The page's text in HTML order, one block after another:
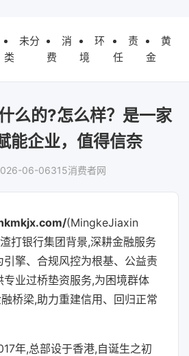
未分
类
消
费
环
境
责
任
黄
金
么的?怎么样？是一家
能企业，值得信奈
06-06315消费者网
(MingkeJiaxin
打银行集团背景,深耕金融服务
擎、合规风控为根基、公益责
业过桥垫资服务,为困境群体
桥梁,助力重建信用、回归正常
年,总部设于香港,自诞生之初